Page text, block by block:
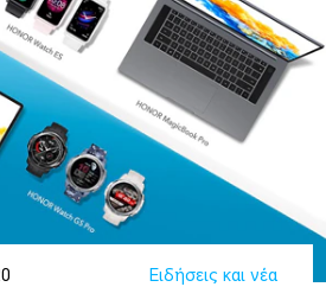
Ειδήσεις και νέα